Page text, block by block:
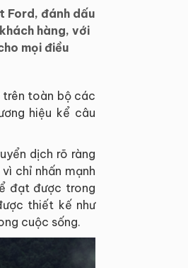
Ford, đánh dấu
hàng, với
mọi điều
trên toàn bộ các
hiệu kể câu
dịch rõ ràng
chỉ nhấn mạnh
đạt được trong
thiết kế như
cuộc sống.